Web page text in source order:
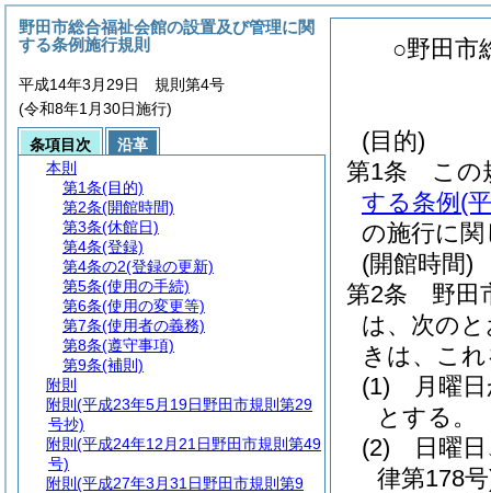
○野田市
(目的)
第1条
この
する条例 (
の施行に
(開館時間)
第2条
野田
は、次の
きは、こ
(1)
月曜
とする。
(2)
日曜
律第178
野田市総合福祉会館の設置及び管理に関
する条例施行規則
平成14年3月29日 規則第4号
(令和8年1月30日施行)
条項目次
沿革
本則
第1条(目的)
第2条(開館時間)
第3条(休館日)
第4条(登録)
第4条の2(登録の更新)
第5条(使用の手続)
第6条(使用の変更等)
第7条(使用者の義務)
第8条(遵守事項)
第9条(補則)
附則
附則 (平成23年5月19日野田市規則第29
号抄)
附則 (平成24年12月21日野田市規則第49
号)
附則 (平成27年3月31日野田市規則第9